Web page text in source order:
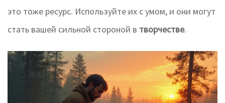
это тоже ресурс. Используйте их с умом, и они могут
стать вашей сильной стороной в творчестве.